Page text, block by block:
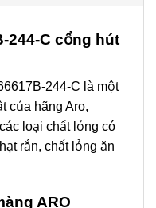
244-C cổng hút
244-C là một
của hãng Aro,
loại chất lỏng có
rắn, chất lỏng ăn
ARO